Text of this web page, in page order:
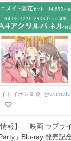
トイオン釧路 @
情報】 「映画 ラブ
」Blu-ray 発売記